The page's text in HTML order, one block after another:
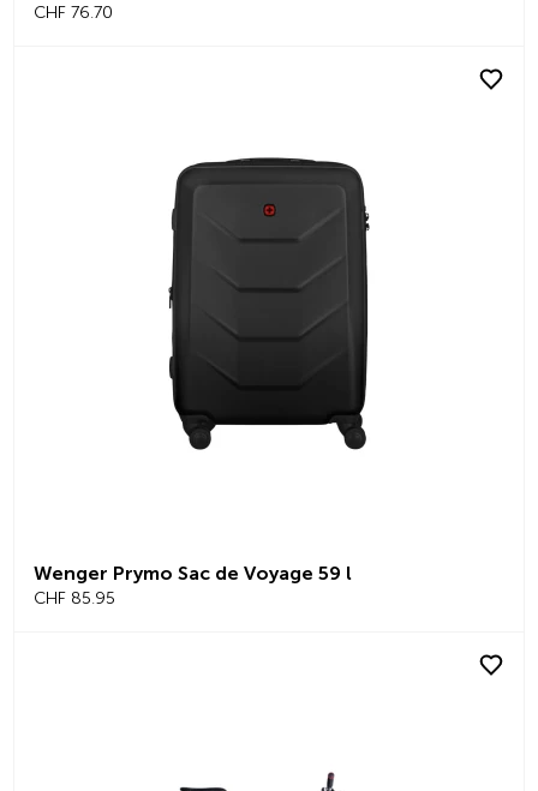
CHF 76.70
Wenger Prymo Sac de Voyage 59 l
CHF 85.95